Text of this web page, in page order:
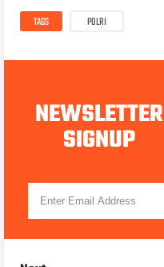
TAGS POLRI
NEWSLETTER
SIGNUP